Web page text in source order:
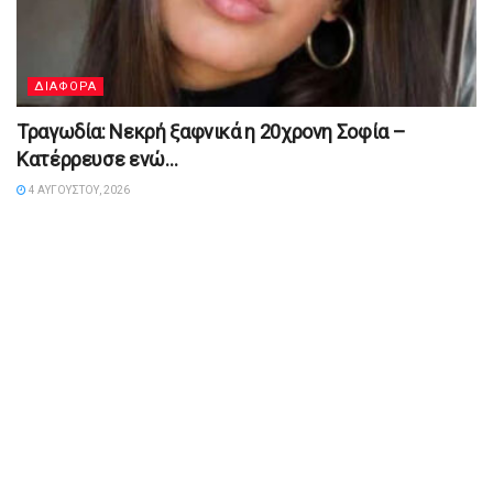
ΔΙΑΦΟΡΑ
Τραγωδία: Νεκρή ξαφνικά η 20χρονη Σοφία –
Κατέρρευσε ενώ…
4 ΑΥΓΟΎΣΤΟΥ, 2026